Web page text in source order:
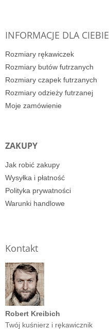
INFORMACJE DLA CIEBIE
Rozmiary rękawiczek
Rozmiary butów futrzanych
Rozmiary czapek futrzanych
Rozmiary odzieży futrzanej
Moje zamówienie
ZAKUPY
Jak robić zakupy
Wysyłka i płatność
Polityka prywatności
Warunki handlowe
Kontakt
Robert Kreibich
Twój kuśnierz i rękawicznik